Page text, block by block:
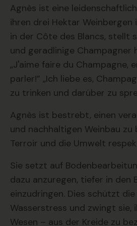
Agnès ist eine
ihren drei Hektar Weinbergen
in der Côte des Blancs, stellt
und geradlinige Champagner
„J'aime faire du Champagne,
parler!” „Ich liebe es,
zu trinken und darüber zu
Agnès ist bestrebt, einen
und nachhaltigen Weinbau
Terroir und die Umwelt
Sie setzt auf
dazu anzuregen, tiefer in den
einzudringen. Dies schützt
Wasserstress und zwingt sie,
Wesen – aus der Kreide zu